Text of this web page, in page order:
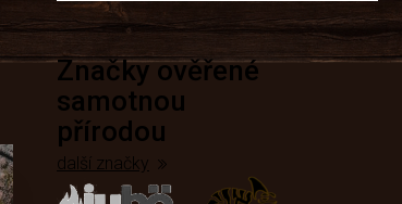
Značky ověřené
samotnou
přírodou
další značky